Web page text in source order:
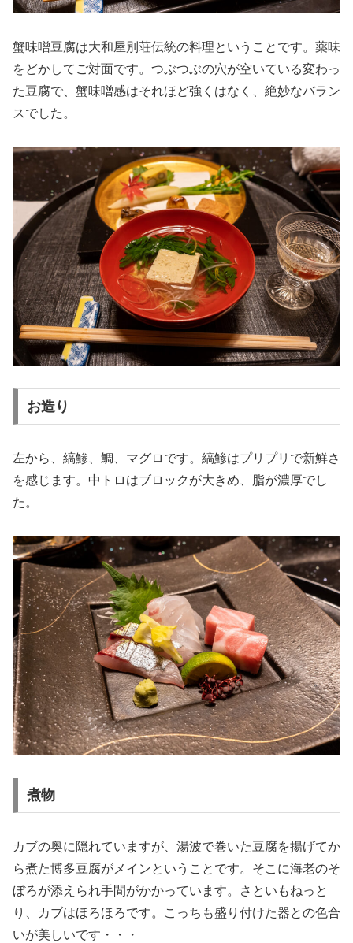
蟹味噌豆腐は大和屋別荘伝統の料理ということです。薬味
をどかしてご対面です。つぶつぶの穴が空いている変わっ
た豆腐で、蟹味噌感はそれほど強くはなく、絶妙なバラン
スでした。
お造り
左から、縞鯵、鯛、マグロです。縞鯵はプリプリで新鮮さ
を感じます。中トロはブロックが大きめ、脂が濃厚でし
た。
煮物
カブの奥に隠れていますが、湯波で巻いた豆腐を揚げてか
ら煮た博多豆腐がメインということです。そこに海老のそ
ぼろが添えられ手間がかかっています。さといもねっと
り、カブはほろほろです。こっちも盛り付けた器との色合
いが美しいです・・・